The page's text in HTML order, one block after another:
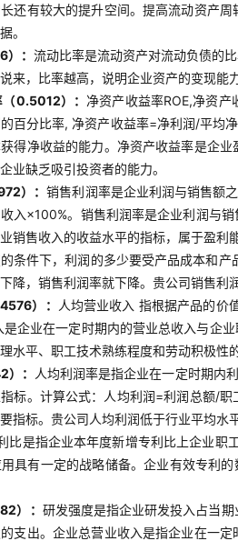
还有较大的提升空间。提高流动资产
。
： 流动比率是流动资产对流动负债的
来，比率越高，说明企业资产的变现
0.5012）： 净资产收益率ROE,净资
百分比率, 净资产收益率=净利润/平均
得净收益的能力。净资产收益率是企
业缺乏吸引投资者的能力。
）：销售利润率是企业利润与销售额
入×100%。销售利润率是企业利润与
销售收入的收益水平的指标，属于盈利
条件下，利润的多少要受产品成本和
降，销售利润率就下降。贵公司销售
）：
人均营业收入 指根据产品的价
是企业在一定时期内的营业总收入与企
水平、职工技术熟练程度和劳动积极
：
人均利润率是指企业在一定时期内
标。计算公式：人均利润=利润总额/
指标。贵公司人均利润低于行业平均
比是指企业本年度新增专利比上企业职
具有一定的战略储备。企业有效专利
）： 研发强度是指企业研发投入占当
支出。企业总营业收入是指企业在一